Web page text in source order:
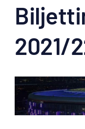
2021/
Visa
större
bild